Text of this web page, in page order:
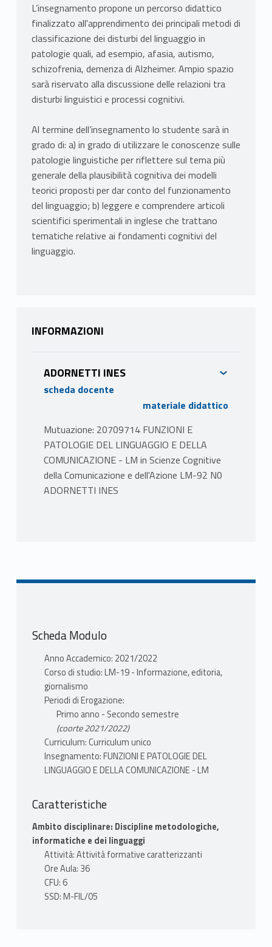
L’insegnamento propone un percorso didattico
finalizzato all'apprendimento dei principali metodi di
classificazione dei disturbi del linguaggio in
patologie quali, ad esempio, afasia, autismo,
schizofrenia, demenza di Alzheimer. Ampio spazio
sarà riservato alla discussione delle relazioni tra
disturbi linguistici e processi cognitivi.
Al termine dell’insegnamento lo studente sarà in
grado di: a) in grado di utilizzare le conoscenze sulle
patologie linguistiche per riflettere sul tema più
generale della plausibilità cognitiva dei modelli
teorici proposti per dar conto del funzionamento
del linguaggio; b) leggere e comprendere articoli
scientifici sperimentali in inglese che trattano
tematiche relative ai fondamenti cognitivi del
linguaggio.
INFORMAZIONI
ADORNETTI INES
scheda docente
materiale didattico
Mutuazione: 20709714 FUNZIONI E
PATOLOGIE DEL LINGUAGGIO E DELLA
COMUNICAZIONE - LM in Scienze Cognitive
della Comunicazione e dell'Azione LM-92 N0
ADORNETTI INES
comunicativi che caratterizzano patologie
cranico. In casi del genere, così come in molte
patologie neuropsicologiche e
psicopatologiche, i problemi comunicativi
riguardano prevalentemente le relazioni tra
frasi sul piano del discorso e dipendono da
deficit che coinvolgono primariamente la
sfera cognitiva, piuttosto che la dimensione
specificatamente linguistica. Lo studio delle
particolarmente proficuo per indagare una
rilevante da un punto di vista teorico: i
rapporti tra linguaggio e cognizione.
Le lezioni inizieranno il 23 febbraio 2022. Si
prega di iscriversi alla pagina Moodle
Scheda Modulo
Anno Accademico: 2021/2022
Corso di studio: LM-19 - Informazione, editoria,
giornalismo
Periodi di Erogazione:
Primo anno - Secondo semestre
(coorte 2021/2022)
Curriculum: Curriculum unico
Insegnamento: FUNZIONI E PATOLOGIE DEL
LINGUAGGIO E DELLA COMUNICAZIONE - LM
Caratteristiche
Ambito disciplinare: Discipline metodologiche,
informatiche e dei linguaggi
Attività: Attività formative caratterizzanti
Ore Aula: 36
CFU: 6
SSD: M-FIL/05